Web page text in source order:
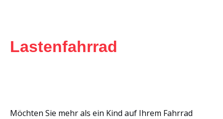
Lastenfahrrad
Möchten Sie mehr als ein Kind auf Ihrem Fahrrad